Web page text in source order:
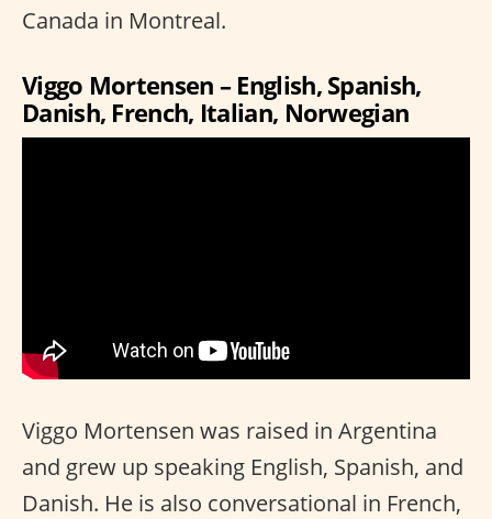
Canada in Montreal.
Viggo Mortensen – English, Spanish,
Danish, French, Italian, Norwegian
Viggo Mortensen was raised in Argentina
and grew up speaking English, Spanish, and
Danish. He is also conversational in French,